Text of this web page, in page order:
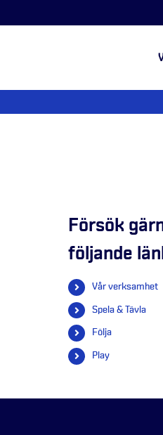
Försök
följande
Vår verksamhet
Spela & Tävla
Följa
Play